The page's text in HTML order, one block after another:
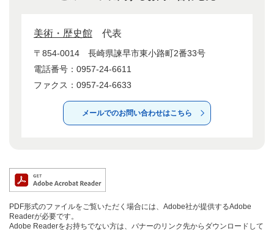
美術・歴史館 代表
〒854-0014
長崎県諫早市東小路町2番33号
電話番号：0957-24-6611
ファクス：0957-24-6633
メールでのお問い合わせはこちら
PDF形式のファイルをご覧いただく場合には、Adobe社が提供するAdobe
Readerが必要です。
Adobe Readerをお持ちでない方は、バナーのリンク先からダウンロードして